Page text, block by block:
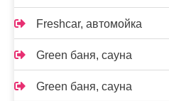
Freshcar, автомойка
Green баня, сауна
Green баня, сауна